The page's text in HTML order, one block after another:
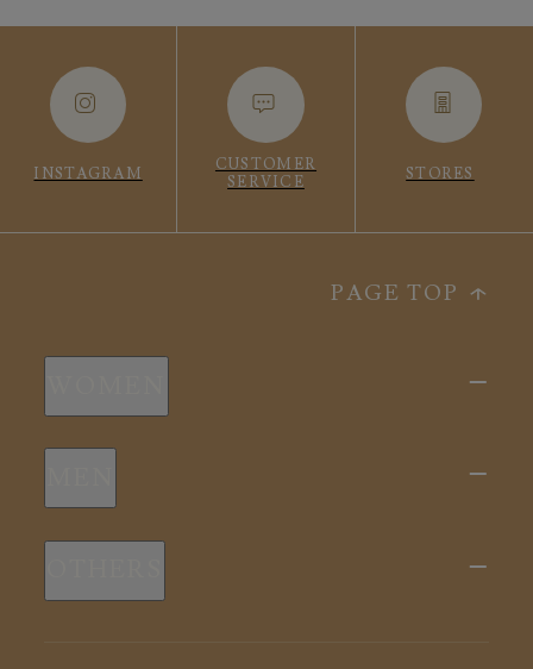
INSTAGRAM
CUSTOMER
SERVICE
STORES
PAGE TOP
新商品
スリープウェア
ルームウェア
新商品